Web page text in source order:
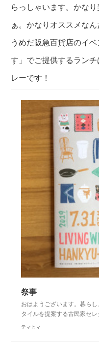
らっしゃいます。かな
ぁ。かなりオススメなん
うめだ阪急百貨店のイ
す」でご提供するラン
レーです！
祭事
おはようございます。暮ら
タイルを提案する古民家セ
テマヒマ